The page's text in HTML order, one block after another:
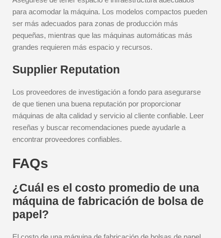
para acomodar la máquina. Los modelos compactos pueden
ser más adecuados para zonas de producción más
pequeñas, mientras que las máquinas automáticas más
grandes requieren más espacio y recursos.
Supplier Reputation
Los proveedores de investigación a fondo para asegurarse
de que tienen una buena reputación por proporcionar
máquinas de alta calidad y servicio al cliente confiable. Leer
reseñas y buscar recomendaciones puede ayudarle a
encontrar proveedores confiables.
FAQs
¿Cuál es el costo promedio de una
máquina de fabricación de bolsa de
papel?